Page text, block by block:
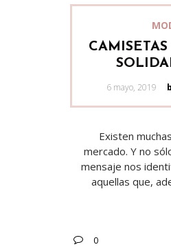
Posted
6 mayo, 2019
Existen
mercado. Y no
mensaje nos
aquellas que,
0